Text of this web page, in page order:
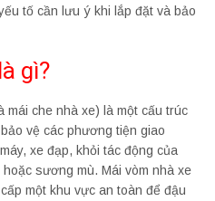
tố cần lưu ý khi lắp đặt và bảo
gì?
mái che nhà xe) là một cấu trúc
vệ các phương tiện giao
xe đạp, khỏi tác động của
sương mù. Mái vòm nhà xe
một khu vực an toàn để đậu